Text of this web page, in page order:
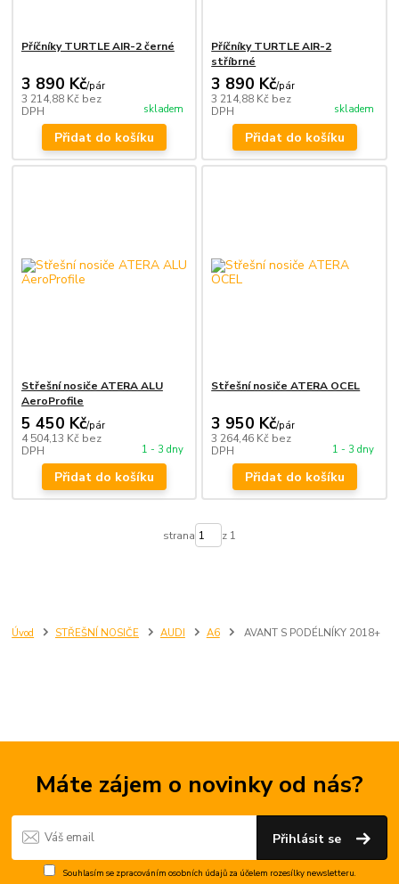
Úvod STŘEŠNÍ NOSIČE AUDI A6 AVANT S PODÉLNÍKY 2018+
Příčníky TURTLE AIR-2 černé
3 890 Kč/pár
3 214,88 Kč bez
DPH
skladem
Přidat do košíku
Příčníky TURTLE AIR-2
stříbrné
3 890 Kč/pár
3 214,88 Kč bez
DPH
skladem
Přidat do košíku
Střešní nosiče ATERA ALU
AeroProfile
5 450 Kč/pár
4 504,13 Kč bez
DPH
1 - 3 dny
Přidat do košíku
Střešní nosiče ATERA OCEL
3 950 Kč/pár
3 264,46 Kč bez
DPH
1 - 3 dny
Přidat do košíku
strana z 1
Máte zájem o novinky od nás?
Přihlásit se
Souhlasím se zpracováním osobních údajůza účelem rozesílky newsletteru.